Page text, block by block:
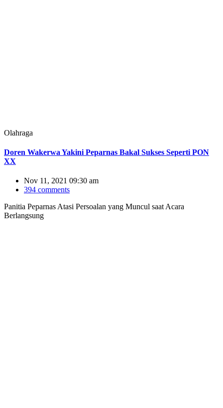
Olahraga
Doren Wakerwa Yakini Peparnas Bakal Sukses Seperti PON
XX
Nov 11, 2021 09:30 am
394 comments
Panitia Peparnas Atasi Persoalan yang Muncul saat Acara
Berlangsung